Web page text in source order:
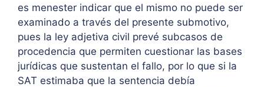
es menester indicar que el mismo no puede ser
examinado a través del presente submotivo,
pues la ley adjetiva civil prevé subcasos de
procedencia que permiten cuestionar las bases
jurídicas que sustentan el fallo, por lo que si la
SAT estimaba que la sentencia debía